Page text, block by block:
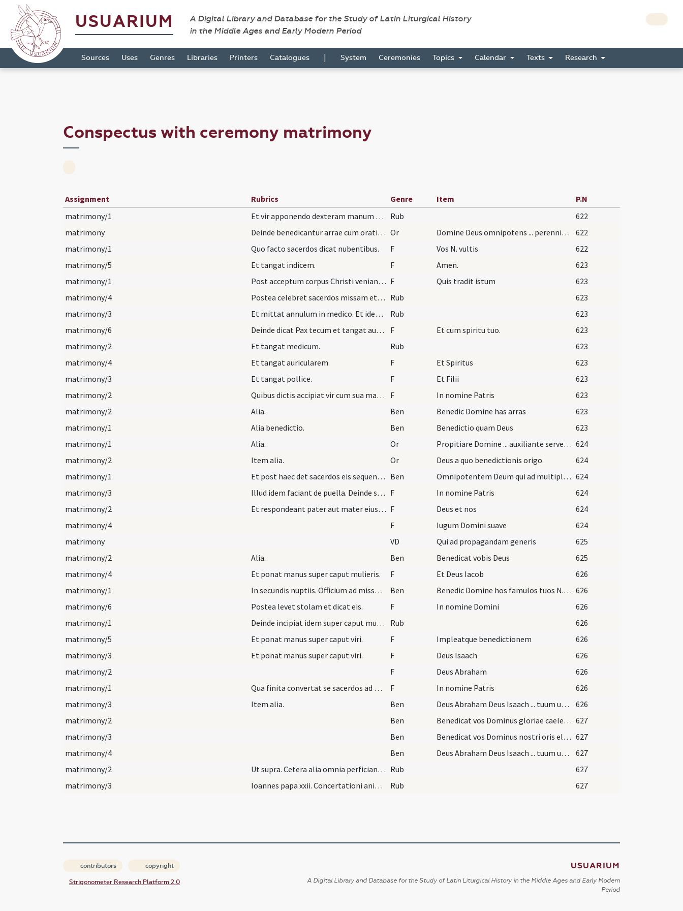
USUARIUM
A Digital Library and Database for the Study of Latin Liturgical History
in the Middle Ages and Early Modern Period
Sources Uses Genres Libraries Printers Catalogues | System Ceremonies Topics Calendar Texts Research
Conspectus with ceremony matrimony
Assignment Rubrics Genre Item
P.N
matrimony/1
Et vir apponendo dexteram manum super eas respond… Rub
622
matrimony
Deinde benedicantur arrae cum orationibus sequent… Or Domine Deus omnipotens ... perenniter mancipari.
622
matrimony/1
Quo facto sacerdos dicat nubentibus. F Vos N. vultis
622
matrimony/5
Et tangat indicem. F Amen.
623
matrimony/1
Post acceptum corpus Christi veniant hi qui coniu… F Quis tradit istum
623
matrimony/4
Postea celebret sacerdos missam et nubentes vadan… Rub
623
matrimony/3
Et mittat annulum in medico. Et idem faciat mulie… Rub
623
matrimony/6
Deinde dicat Pax tecum et tangat auricularem. F Et cum spiritu tuo.
623
matrimony/2
Et tangat medicum. Rub
623
matrimony/4
Et tangat auricularem. F Et Spiritus
623
matrimony/3
Et tangat pollice. F Et Filii
623
matrimony/2
Quibus dictis accipiat vir cum sua manu sinistra… F In nomine Patris
623
matrimony/2
Alia. Ben Benedic Domine has arras
623
matrimony/1
Alia benedictio. Ben Benedictio quam Deus
623
matrimony/1
Alia. Or Propitiare Domine ... auxiliante servetur. 624
matrimony/2
Item alia. Or Deus a quo benedictionis origo
624
matrimony/1
Et post haec det sacerdos eis sequentem benedicti… Ben Omnipotentem Deum qui ad multiplicandam humani 624
matrimony/3
Illud idem faciant de puella. Deinde sacerdos iun… F In nomine Patris
624
matrimony/2
Et respondeant pater aut mater eius aut aliquis d… F Deus et nos
624
matrimony/4
F Iugum Domini suave
624
matrimony
VD Qui ad propagandam generis
625
matrimony/2
Alia. Ben Benedicat vobis Deus
625
matrimony/4
Et ponat manus super caput mulieris. F Et Deus Iacob
626
matrimony/1
In secundis nuptiis. Officium ad missam et benedi… Ben Benedic Domine hos famulos tuos N. et N. quos ad secundas nuptias celebrare coniugalis velationis ad instar spirituale praecepisti ... fructum consequantur coniugii. 626
matrimony/6
Postea levet stolam et dicat eis. F In nomine Domini
626
matrimony/1
Deinde incipiat idem super caput mulieris et perf… Rub
626
matrimony/5
Et ponat manus super caput viri. F Impleatque benedictionem
626
matrimony/3
Et ponat manus super caput viri. F Deus Isaach
626
matrimony/2
F Deus Abraham
626
matrimony/1
Qua finita convertat se sacerdos ad nubentes et d… F In nomine Patris
626
matrimony/3
Item alia. Ben Deus Abraham Deus Isaach ... tuum unigenitum.
626
matrimony/2
Ben Benedicat vos Dominus gloriae caelestis 627
matrimony/3
Ben Benedicat vos Dominus nostri oris eloquio 627
matrimony/4
Ben Deus Abraham Deus Isaach ... tuum unigenitum.
627
matrimony/2
Ut supra. Cetera alia omnia perficiantur sicut in… Rub
627
matrimony/3
Ioannes papa xxii. Concertationi anique finem ... Rub 627
contributors copyright
Strigonometer Research Platform 2.0
USUARIUM
A Digital Library and Database for the Study of Latin Liturgical History in the Middle Ages and Early Modern
Period